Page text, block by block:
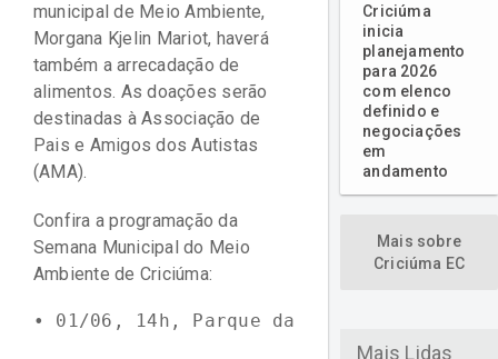
municipal de Meio Ambiente,
Morgana Kjelin Mariot, haverá
também a arrecadação de
alimentos. As doações serão
destinadas à Associação de
Pais e Amigos dos Autistas
(AMA).
Confira a programação da
Semana Municipal do Meio
Ambiente de Criciúma:
Criciúma
inicia
planejamento
para 2026
com elenco
definido e
negociações
em
andamento
Mais sobre
Criciúma EC
Mais Lidas